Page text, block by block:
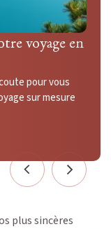
voyage en
pour vous
sur mesure
plus sincères